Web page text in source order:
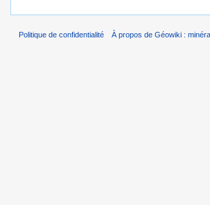
Politique de confidentialité À propos de Géowiki :